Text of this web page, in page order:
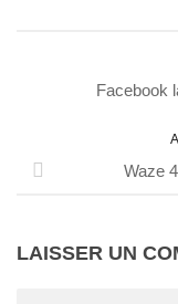
Facebook
Waze
LAISSER UN